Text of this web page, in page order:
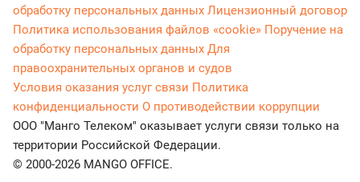
обработку персональных данных Лицензионный договор
Политика использования файлов «cookie» Поручение на
обработку персональных данных Для
правоохранительных органов и судов
Условия оказания услуг связи Политика
конфиденциальности О противодействии коррупции
ООО "Манго Телеком" оказывает услуги связи только на
территории Российской Федерации.
© 2000-2026 MANGO OFFICE.